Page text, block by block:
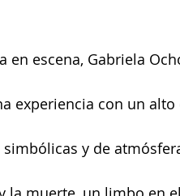
escena, Gabriela
experiencia con un
y de